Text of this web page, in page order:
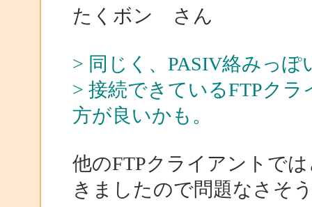
たくボン さん
> 同じく、PASIV絡みっ
> 接続できているFTPク
方が良いかも。
他のFTPクライアントで
きましたので問題なさそ